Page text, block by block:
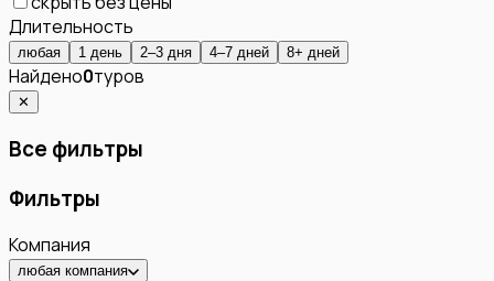
Длительность
любая 1 день 2–3 дня 4–7 дней 8+ дней
Найдено0туров
✕
Все фильтры
Фильтры
Компания
любая компания